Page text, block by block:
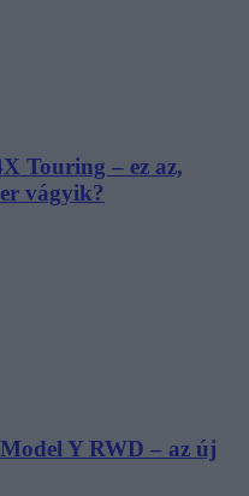
Touring – ez az,
vágyik?
Y RWD – az új